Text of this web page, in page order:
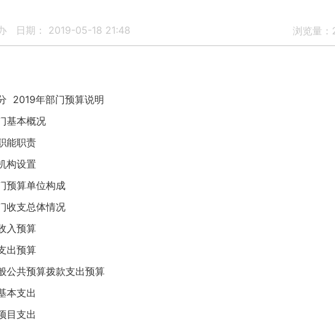
日期： 2019-05-18 21:48 浏览量：
2019年部门预算说明
基本概况
能职责
构设置
预算单位构成
收支总体情况
入预算
出预算
公共预算拨款支出预算
本支出
目支出